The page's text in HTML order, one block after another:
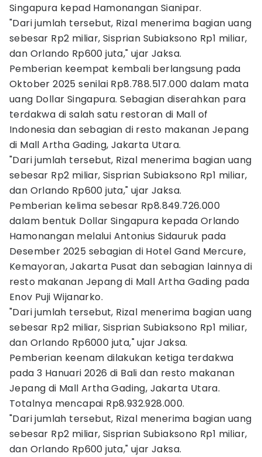
Singapura kepad Hamonangan Sianipar.
"Dari jumlah tersebut, Rizal menerima bagian uang
sebesar Rp2 miliar, Sisprian Subiaksono Rp1 miliar,
dan Orlando Rp600 juta," ujar Jaksa.
Pemberian keempat kembali berlangsung pada
Oktober 2025 senilai Rp8.788.517.000 dalam mata
uang Dollar Singapura. Sebagian diserahkan para
terdakwa di salah satu restoran di Mall of
Indonesia dan sebagian di resto makanan Jepang
di Mall Artha Gading, Jakarta Utara.
"Dari jumlah tersebut, Rizal menerima bagian uang
sebesar Rp2 miliar, Sisprian Subiaksono Rp1 miliar,
dan Orlando Rp600 juta," ujar Jaksa.
Pemberian kelima sebesar Rp8.849.726.000
dalam bentuk Dollar Singapura kepada Orlando
Hamonangan melalui Antonius Sidauruk pada
Desember 2025 sebagian di Hotel Gand Mercure,
Kemayoran, Jakarta Pusat dan sebagian lainnya di
resto makanan Jepang di Mall Artha Gading pada
Enov Puji Wijanarko.
"Dari jumlah tersebut, Rizal menerima bagian uang
sebesar Rp2 miliar, Sisprian Subiaksono Rp1 miliar,
dan Orlando Rp6000 juta," ujar Jaksa.
Pemberian keenam dilakukan ketiga terdakwa
pada 3 Hanuari 2026 di Bali dan resto makanan
Jepang di Mall Artha Gading, Jakarta Utara.
Totalnya mencapai Rp8.932.928.000.
"Dari jumlah tersebut, Rizal menerima bagian uang
sebesar Rp2 miliar, Sisprian Subiaksono Rp1 miliar,
dan Orlando Rp600 juta," ujar Jaksa.